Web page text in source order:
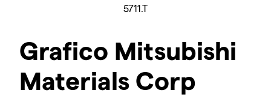
5711.T
Grafico Mitsubishi
Materials Corp